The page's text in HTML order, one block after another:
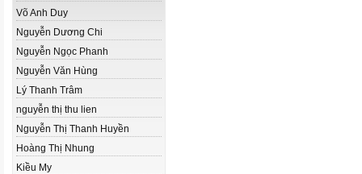
Võ Anh Duy
Nguyễn Dương Chi
Nguyễn Ngọc Phanh
Nguyễn Văn Hùng
Lý Thanh Trâm
nguyễn thị thu lien
Nguyễn Thị Thanh Huyền
Hoàng Thị Nhung
Kiều My